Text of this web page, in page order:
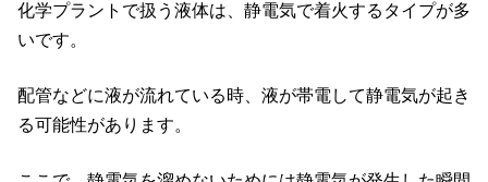
化学プラントで扱う液体は、静電気で着火するタイプが多
いです。
配管などに液が流れている時、液が帯電して静電気が起き
る可能性があります。